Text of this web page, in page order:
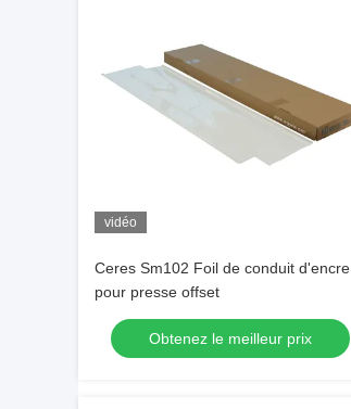
vidéo
Ceres Sm102 Foil de conduit d'encre
pour presse offset
Obtenez le meilleur prix